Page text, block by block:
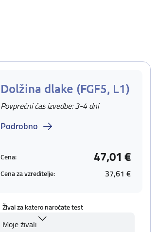
Dolžina dlake (FGF5, L1)
Povprečni čas izvedbe: 3-4 dni
Podrobno
Cena: 47,01 €
Cena za vzreditelje: 37,61 €
Žival za katero naročate test
Moje živali